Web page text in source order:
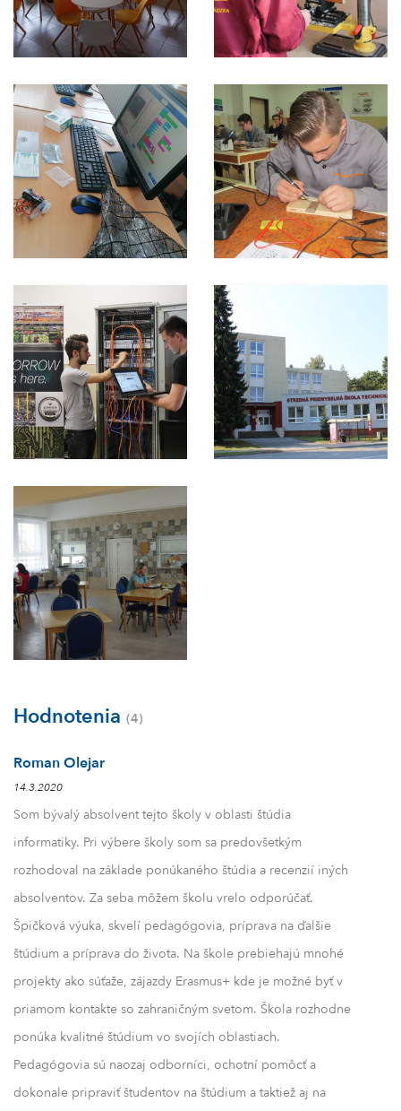
Hodnotenia (4)
Roman Olejar
14.3.2020
Som bývalý absolvent tejto školy v oblasti štúdia
informatiky. Pri výbere školy som sa predovšetkým
rozhodoval na základe ponúkaného štúdia a recenzií iných
absolventov. Za seba môžem školu vrelo odporúčať.
Špičková výuka, skvelí pedagógovia, príprava na ďalšie
štúdium a príprava do života. Na škole prebiehajú mnohé
projekty ako súťaže, zájazdy Erasmus+ kde je možné byť v
priamom kontakte so zahraničným svetom. Škola rozhodne
ponúka kvalitné štúdium vo svojích oblastiach.
Pedagógovia sú naozaj odborníci, ochotní pomôcť a
dokonale pripraviť študentov na štúdium a taktiež aj na